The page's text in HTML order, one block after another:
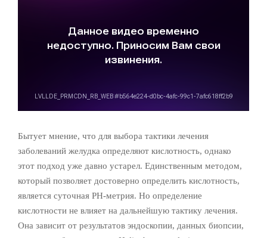
Бытует мнение, что для выбора тактики лечения
заболеваний желудка определяют кислотность, однако
этот подход уже давно устарел. Единственным методом,
который позволяет достоверно определить кислотность,
является суточная PH-метрия. Но определение
кислотности не влияет на дальнейшую тактику лечения.
Она зависит от результатов эндоскопии, данных биопсии,